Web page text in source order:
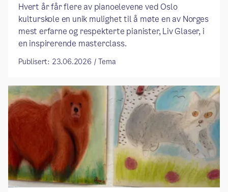
Hvert år får flere av pianoelevene ved Oslo
kulturskole en unik mulighet til å møte en av Norges
mest erfarne og respekterte pianister, Liv Glaser, i
en inspirerende masterclass.
Publisert: 23.06.2026 / Tema